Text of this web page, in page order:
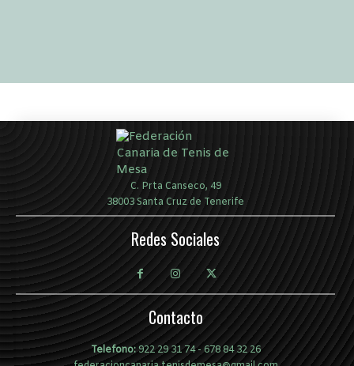
C. Prta Canseco, 49
38003 Santa Cruz de Tenerife
Redes Sociales
Contacto
Telefono:922 29 31 74-678 84 32 26